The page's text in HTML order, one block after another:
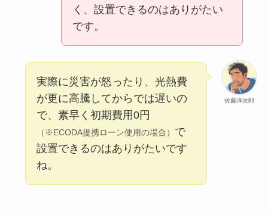
く、設置できるのはありがたい
です。
佐藤洋次郎
実際に災害が怒ったり、光熱費
が更に高騰してからでは遅いの
で、素早く初期費用0円
（※ECODA提携ローン使用の場合） で
設置できるのはありがたいです
ね。